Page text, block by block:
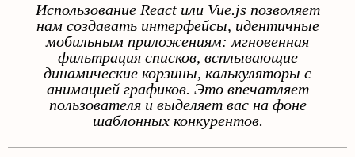
Использование React или Vue.js позволяет
нам создавать интерфейсы, идентичные
мобильным приложениям: мгновенная
фильтрация списков, всплывающие
динамические корзины, калькуляторы с
анимацией графиков. Это впечатляет
пользователя и выделяет вас на фоне
шаблонных конкурентов.